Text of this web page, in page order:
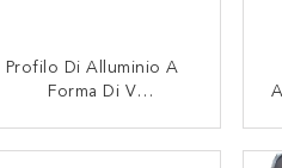
Profilo Di Alluminio A
Forma Di V
CONTATTACI